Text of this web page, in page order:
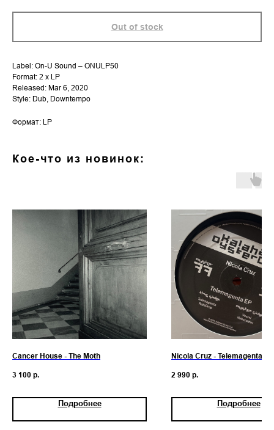
Out of stock
Label: On-U Sound – ONULP50
Format: 2 x LP
Released: Mar 6, 2020
Style: Dub, Downtempo
Формат: LP
Кое-что из новинок:
Cancer House - The Moth
3 100 р.
Подробнее
Nicola Cruz - Telemagenta EP
2 990 р.
Подробнее